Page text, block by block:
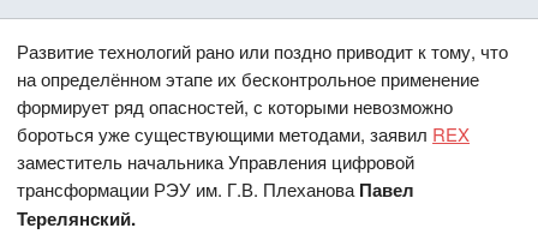
Развитие технологий рано или поздно приводит к тому, что
на определённом этапе их бесконтрольное применение
формирует ряд опасностей, с которыми невозможно
бороться уже существующими методами, заявил REX
заместитель начальника Управления цифровой
трансформации РЭУ им. Г.В. ПлехановаПавел
Терелянский.